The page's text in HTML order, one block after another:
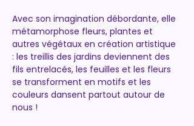
Avec son imagination débordante, elle
métamorphose fleurs, plantes et
autres végétaux en création artistique
: les treillis des jardins deviennent des
fils entrelacés, les feuilles et les fleurs
se transforment en motifs et les
couleurs dansent partout autour de
nous !